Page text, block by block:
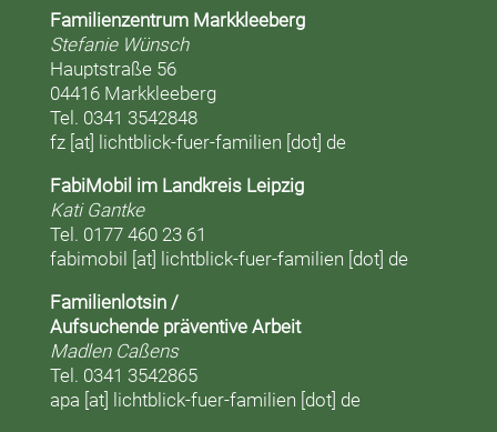
Familienzentrum Markkleeberg
Stefanie Wünsch
Hauptstraße 56
04416 Markkleeberg
Tel. 0341 3542848
fz [at] lichtblick-fuer-familien [dot] de
FabiMobil im Landkreis Leipzig
Kati Gantke
Tel. 0177 460 23 61
fabimobil [at] lichtblick-fuer-familien [dot] de
Familienlotsin /
Aufsuchende präventive Arbeit
Madlen Caßens
Tel. 0341 3542865
apa [at] lichtblick-fuer-familien [dot] de